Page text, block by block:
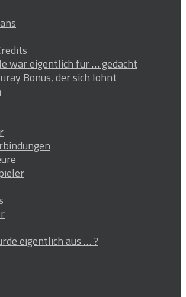
war eigentlich für … gedacht
Bonus, der sich lohnt
eigentlich aus … ?